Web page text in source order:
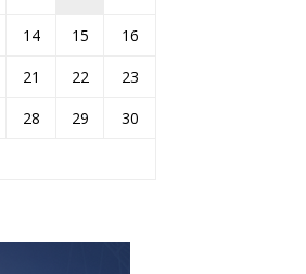
14 15
16
21 22
23
28 29
30